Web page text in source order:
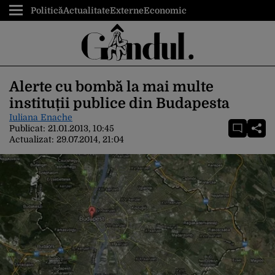
PoliticăActualitateExterneEconomic
Alerte cu bombă la mai multe
instituții publice din Budapesta
Iuliana Enache
Publicat: 21.01.2013, 10:45
Actualizat: 29.07.2014, 21:04